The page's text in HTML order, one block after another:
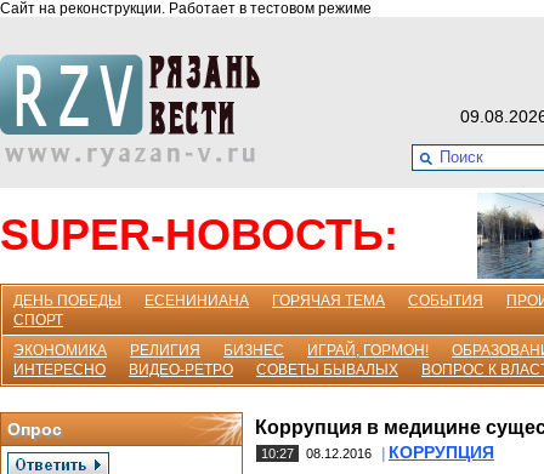
Сайт на реконструкции. Работает в тестовом режиме
SUPER-НОВОСТЬ:
ДЕНЬ ПОБЕДЫ ЕСЕНИНИАНА ГОРЯЧАЯ ТЕМА СОБЫТИЯ
СПОРТ
ЭКОНОМИКА
РЕЛИГИЯ БИЗНЕС ИГРАЙ, ГОРМОН!
ИНТЕРЕСНО
ВИДЕО-РЕТРО СОВЕТЫ БЫВАЛЫХ ВОПРОС К
Опрос Коррупция в медицине
10:27 08.12.2016 КОРРУПЦИЯ